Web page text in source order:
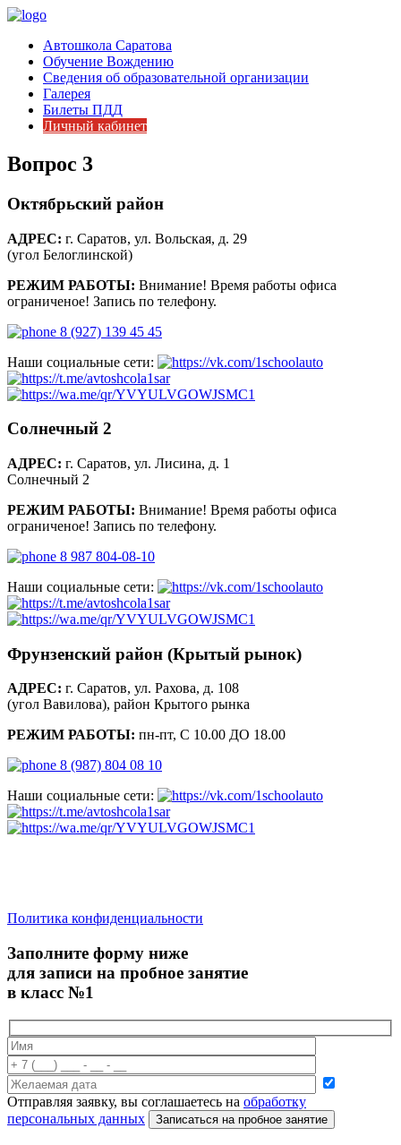
Автошкола Саратова
Обучение Вождению
Сведения об образовательной организации
Галерея
Билеты ПДД
Личный кабинет
Вопрос 3
Октябрьский район
АДРЕС: г. Саратов, ул. Вольская, д. 29
(угол Белоглинской)
РЕЖИМ РАБОТЫ: Внимание! Время работы офиса
ограниченое! Запись по телефону.
8 (927) 139 45 45
Наши социальные сети:
Солнечный 2
АДРЕС: г. Саратов, ул. Лисина, д. 1
Солнечный 2
РЕЖИМ РАБОТЫ: Внимание! Время работы офиса
ограниченое! Запись по телефону.
8 987 804-08-10
Наши социальные сети:
Фрунзенский район (Крытый рынок)
АДРЕС: г. Саратов, ул. Рахова, д. 108
(угол Вавилова), район Крытого рынка
РЕЖИМ РАБОТЫ: пн-пт, С 10.00 ДО 18.00
8 (987) 804 08 10
Наши социальные сети:
Политика конфиденциальности
Заполните форму ниже
для записи на пробное занятие
в класс №1
Отправляя заявку, вы соглашаетесь на обработку
персональных данных
Записаться на пробное занятие